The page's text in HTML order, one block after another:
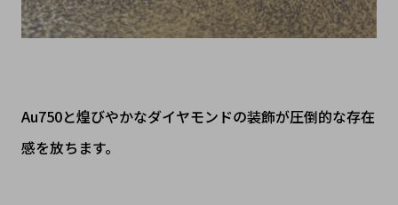
Au750と煌びやかなダイヤモンドの装飾が圧倒的な存在
感を放ちます。